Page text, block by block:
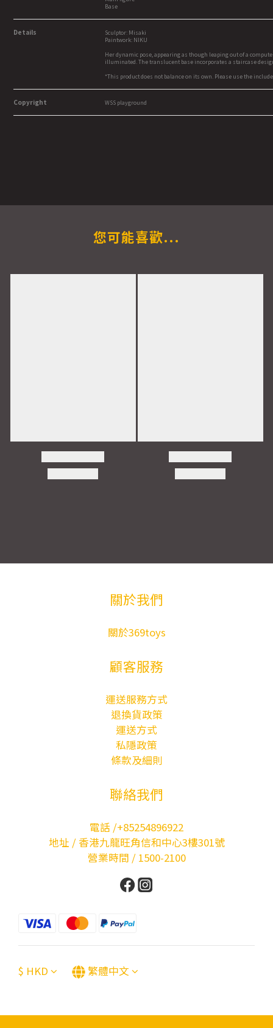
Base
Details
Sculptor: Misaki
Paintwork: NIKU
Her dynamic pose, appearing as though leaping out of a
illuminated. The translucent base incorporates a staircase
*This product does not balance on its own. Please use the
Copyright WSS playground
您可能喜歡...
關於我們
關於369toys
顧客服務
運送服務方式
退換貨政策
運送方式
私隱政策
條款及細則
聯絡我們
電話 /+85254896922
地址 / 香港九龍旺角信和中心3樓301號
營業時間 / 1500-2100
$ HKD 繁體中文